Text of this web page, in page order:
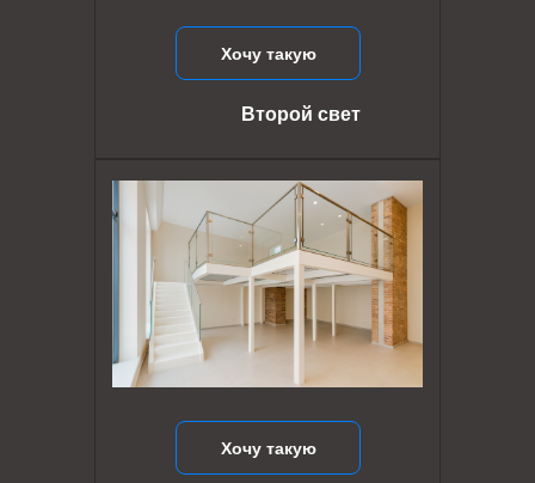
Хочу такую
Хочу такую
Второй свет